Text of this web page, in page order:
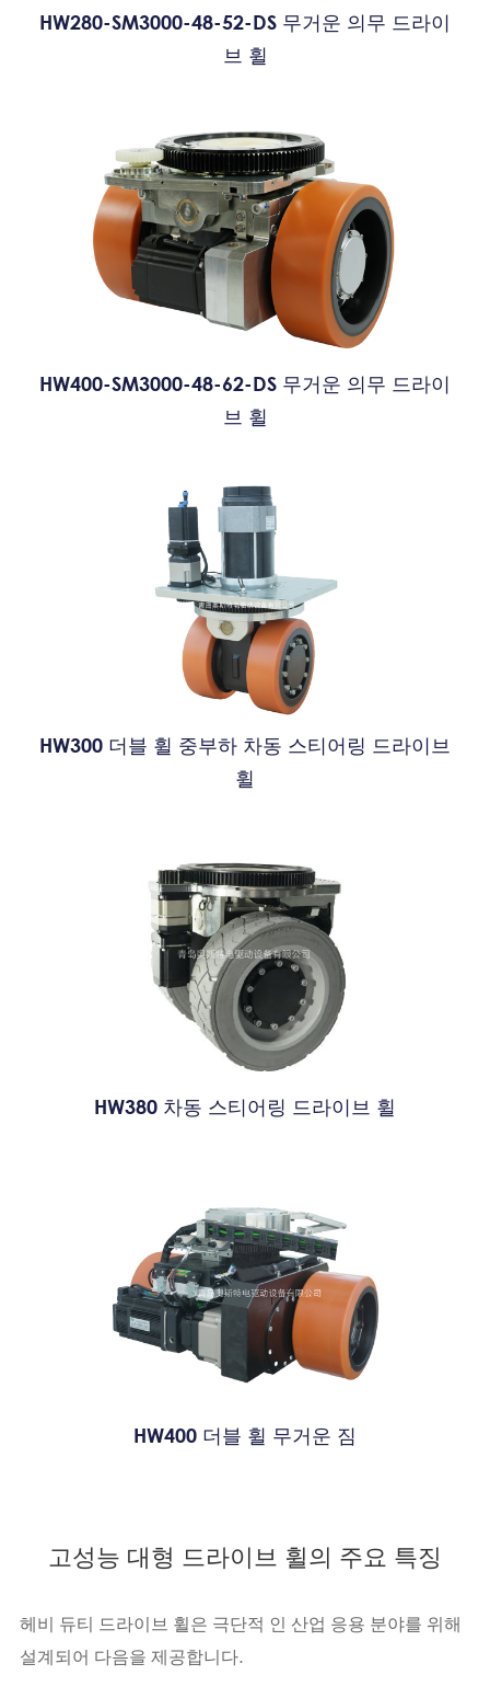
HW280-SM3000-48-52-DS 무거운 의무 드라이
브 휠
HW400-SM3000-48-62-DS 무거운 의무 드라이
브 휠
HW300 더블 휠 중부하 차동 스티어링 드라이브
휠
HW380 차동 스티어링 드라이브 휠
HW400 더블 휠 무거운 짐
고성능 대형 드라이브 휠의 주요 특징
헤비 듀티 드라이브 휠은 극단적 인 산업 응용 분야를 위해
설계되어 다음을 제공합니다.